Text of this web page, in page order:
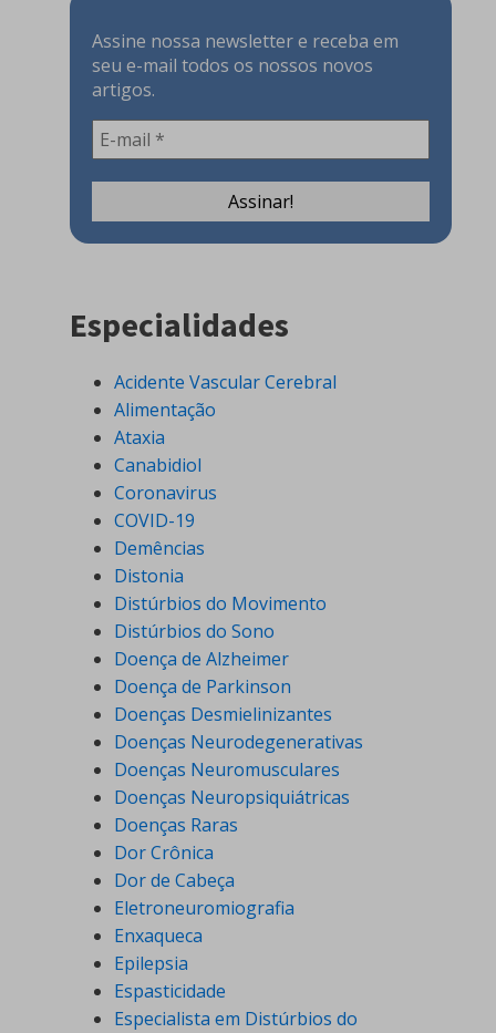
Assine nossa newsletter e receba em
seu e-mail todos os nossos novos
artigos.
Especialidades
Acidente Vascular Cerebral
Alimentação
Ataxia
Canabidiol
Coronavirus
COVID-19
Demências
Distonia
Distúrbios do Movimento
Distúrbios do Sono
Doença de Alzheimer
Doença de Parkinson
Doenças Desmielinizantes
Doenças Neurodegenerativas
Doenças Neuromusculares
Doenças Neuropsiquiátricas
Doenças Raras
Dor Crônica
Dor de Cabeça
Eletroneuromiografia
Enxaqueca
Epilepsia
Espasticidade
Especialista em Distúrbios do